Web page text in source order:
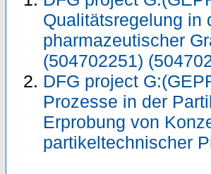
Qualitätsregelung in
pharmazeutischer
(504702251)
DFG project
Prozesse in der
Erprobung von
partikeltechnischer